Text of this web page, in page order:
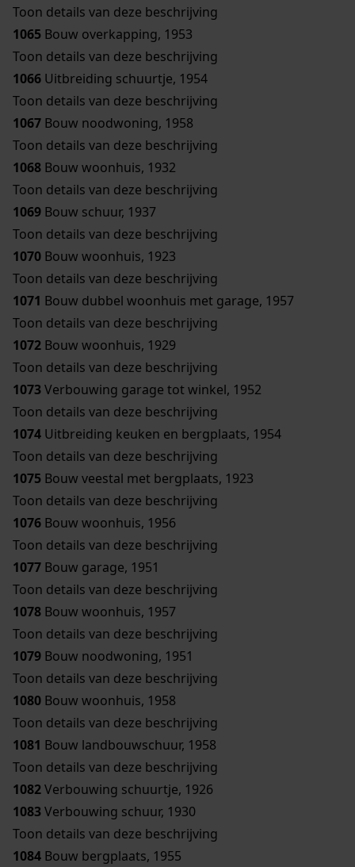
Toon details van deze beschrijving
1065 Bouw overkapping, 1953
Toon details van deze beschrijving
1066 Uitbreiding schuurtje, 1954
Toon details van deze beschrijving
1067 Bouw noodwoning, 1958
Toon details van deze beschrijving
1068 Bouw woonhuis, 1932
Toon details van deze beschrijving
1069 Bouw schuur, 1937
Toon details van deze beschrijving
1070 Bouw woonhuis, 1923
Toon details van deze beschrijving
1071 Bouw dubbel woonhuis met garage, 1957
Toon details van deze beschrijving
1072 Bouw woonhuis, 1929
Toon details van deze beschrijving
1073Verbouwing garage tot winkel, 1952
Toon details van deze beschrijving
1074 Uitbreiding keuken en bergplaats, 1954
Toon details van deze beschrijving
1075 Bouw veestal met bergplaats, 1923
Toon details van deze beschrijving
1076 Bouw woonhuis, 1956
Toon details van deze beschrijving
1077 Bouw garage, 1951
Toon details van deze beschrijving
1078 Bouw woonhuis, 1957
Toon details van deze beschrijving
1079 Bouw noodwoning, 1951
Toon details van deze beschrijving
1080 Bouw woonhuis, 1958
Toon details van deze beschrijving
1081 Bouw landbouwschuur, 1958
Toon details van deze beschrijving
1082Verbouwing schuurtje, 1926
1083Verbouwing schuur, 1930
Toon details van deze beschrijving
1084 Bouw bergplaats, 1955